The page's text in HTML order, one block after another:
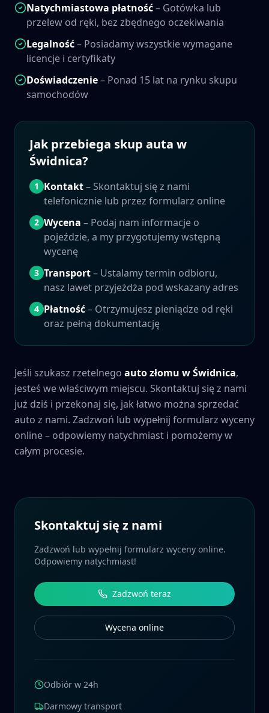
Natychmiastowa płatność– Gotówka lub
przelew od ręki, bez zbędnego oczekiwania
Legalność– Posiadamy wszystkie wymagane
licencje i certyfikaty
Doświadczenie– Ponad 15 lat na rynku skupu
samochodów
Jak przebiega skup auta w
Świdnica?
1 Kontakt– Skontaktuj się z nami
telefonicznie lub przez formularz online
2 Wycena – Podaj nam informacje o
pojeździe, a my przygotujemy wstępną
wycenę
3 Transport– Ustalamy termin odbioru,
nasz lawet przyjeżdża pod wskazany adres
4 Płatność– Otrzymujesz pieniądze od ręki
oraz pełną dokumentację
Jeśli szukasz rzetelnego auto złomu wŚwidnica,
jesteś we właściwym miejscu. Skontaktuj się z nami
już dziś i przekonaj się, jak łatwo można sprzedać
auto z nami. Zadzwoń lub wypełnij formularz wyceny
online – odpowiemy natychmiast i pomożemy w
całym procesie.
Skontaktuj się z nami
Zadzwoń lub wypełnij formularz wyceny online.
Odpowiemy natychmiast!
Zadzwoń teraz
Wycena online
Odbiór w 24h
Darmowy transport